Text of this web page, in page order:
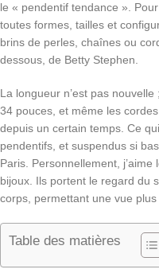
le « pendentif tendance ».
toutes formes, tailles et
brins de perles, chaînes ou
dessous, de Betty Stephen.
La longueur n’est pas
34 pouces, et même les
depuis un certain temps. Ce
pendentifs, et suspendus si
Paris. Personnellement,
bijoux. Ils portent le regard du
corps, permettant une vue
Table des matières